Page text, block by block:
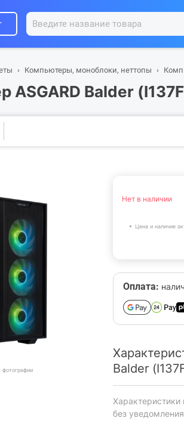
Компьютеры, моноблоки, неттопы
Balder
Нет в наличии
Цена и наличие
Оплата:
Balder
без